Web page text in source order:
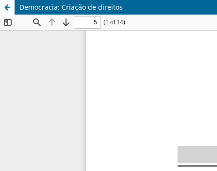
Democracia: Criação de direitos